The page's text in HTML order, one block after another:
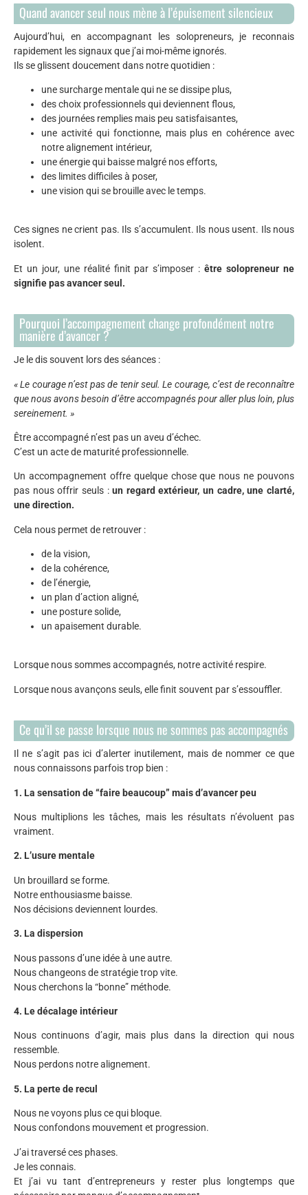
Quand avancer seul nous mène à l’épuisement silencieux
Aujourd’hui, en accompagnant les solopreneurs, je reconnais
rapidement les signaux que j’ai moi-même ignorés.
Ils se glissent doucement dans notre quotidien :
une surcharge mentale qui ne se dissipe plus,
des choix professionnels qui deviennent flous,
des journées remplies mais peu satisfaisantes,
une activité qui fonctionne, mais plus en cohérence avec
notre alignement intérieur,
une énergie qui baisse malgré nos efforts,
des limites difficiles à poser,
une vision qui se brouille avec le temps.
Ces signes ne crient pas. Ils s’accumulent. Ils nous usent. Ils nous
isolent.
Et un jour, une réalité finit par s’imposer :être solopreneur ne
signifie pas avancer seul.
Pourquoi l’accompagnement change profondément notre
manière d’avancer ?
Je le dis souvent lors des séances :
« Le courage n’est pas de tenir seul. Le courage, c’est de reconnaître
que nous avons besoin d’être accompagnés pour aller plus loin, plus
sereinement. »
Être accompagné n’est pas un aveu d’échec.
C’est un acte de maturité professionnelle.
Un accompagnement offre quelque chose que nous ne pouvons
pas nous offrir seuls :un regard extérieur, un cadre, une clarté,
une direction.
Cela nous permet de retrouver :
de la vision,
de la cohérence,
de l’énergie,
un plan d’action aligné,
une posture solide,
un apaisement durable.
Lorsque nous sommes accompagnés, notre activité respire.
Lorsque nous avançons seuls, elle finit souvent par s’essouffler.
Ce qu’il se passe lorsque nous ne sommes pas accompagnés
Il ne s’agit pas ici d’alerter inutilement, mais de nommer ce que
nous connaissons parfois trop bien :
1. La sensation de “faire beaucoup” mais d’avancer peu
Nous multiplions les tâches, mais les résultats n’évoluent pas
vraiment.
2. L’usure mentale
Un brouillard se forme.
Notre enthousiasme baisse.
Nos décisions deviennent lourdes.
3. La dispersion
Nous passons d’une idée à une autre.
Nous changeons de stratégie trop vite.
Nous cherchons la “bonne” méthode.
4. Le décalage intérieur
Nous continuons d’agir, mais plus dans la direction qui nous
ressemble.
Nous perdons notre alignement.
5. La perte de recul
Nous ne voyons plus ce qui bloque.
Nous confondons mouvement et progression.
J’ai traversé ces phases.
Je les connais.
Et j’ai vu tant d’entrepreneurs y rester plus longtemps que